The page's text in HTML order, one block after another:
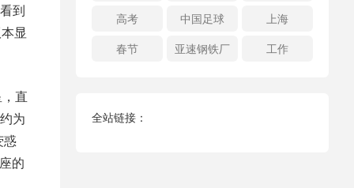
到
显
直
为
惑
的
高考
中国足球
上海
春节
亚速钢铁厂 工作
全站链接：